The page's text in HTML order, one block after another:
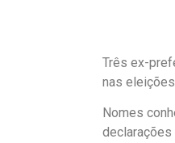
Três ex-
nas
Nomes
declarações